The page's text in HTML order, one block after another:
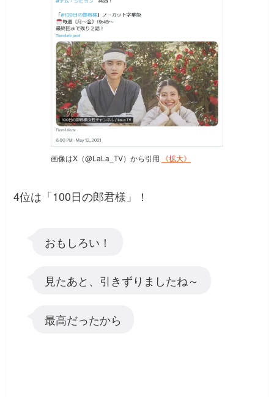
画像はX（@LaLa_TV）から引用 《拡大》
4位は「100日の郎君様」！
おもしろい！
見たあと、引きずりましたね～
最高だったから